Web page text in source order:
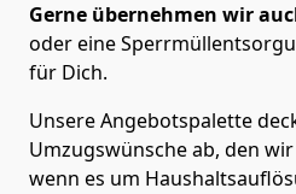
Gerne übernehmen wir
oder eine
für Dich.
Unsere Angebotspalette
Umzugswünsche ab, den
wenn es um